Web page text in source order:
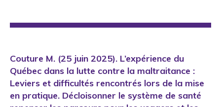
Couture M. (25 juin 2025). L’expérience du
Québec dans la lutte contre la maltraitance :
Leviers et difficultés rencontrés lors de la mise
en pratique. Décloisonner le système de santé